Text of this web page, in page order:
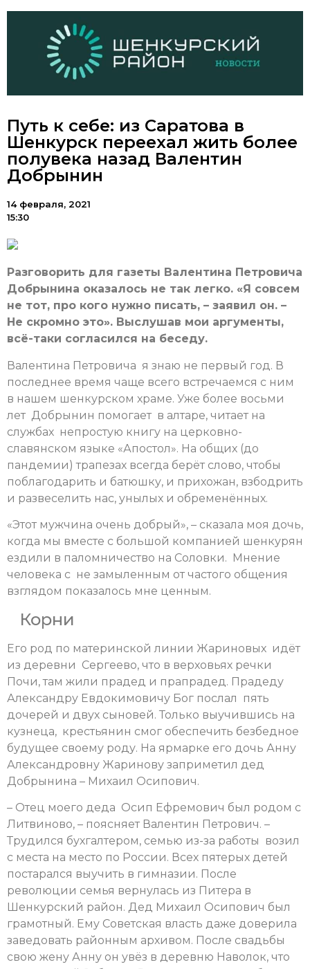
Путь к себе: из Саратова в
Шенкурск переехал жить более
полувека назад Валентин
Добрынин
14 февраля, 2021
15:30
Разговорить для газеты Валентина Петровича
Добрынина оказалось не так легко. «Я совсем
не тот, про кого нужно писать, – заявил он. –
Не скромно это». Выслушав мои аргументы,
всё-таки согласился на беседу.
Валентина Петровича я знаю не первый год. В
последнее время чаще всего встречаемся с ним
в нашем шенкурском храме. Уже более восьми
лет Добрынин помогает в алтаре, читает на
службах непростую книгу на церковно-
славянском языке «Апостол». На общих (до
пандемии) трапезах всегда берёт слово, чтобы
поблагодарить и батюшку, и прихожан, взбодрить
и развеселить нас, унылых и обременённых.
«Этот мужчина очень добрый», – сказала моя дочь,
когда мы вместе с большой компанией шенкурян
ездили в паломничество на Соловки. Мнение
человека с не замыленным от частого общения
взглядом показалось мне ценным.
Корни
Его род по материнской линии Жариновых идёт
из деревни Сергеево, что в верховьях речки
Почи, там жили прадед и прапрадед. Прадеду
Александру Евдокимовичу Бог послал пять
дочерей и двух сыновей. Только выучившись на
кузнеца, крестьянин смог обеспечить безбедное
будущее своему роду. На ярмарке его дочь Анну
Александровну Жаринову заприметил дед
Добрынина – Михаил Осипович.
– Отец моего деда Осип Ефремович был родом с
Литвиново, – поясняет Валентин Петрович. –
Трудился бухгалтером, семью из-за работы возил
с места на место по России. Всех пятерых детей
постарался выучить в гимназии. После
революции семья вернулась из Питера в
Шенкурский район. Дед Михаил Осипович был
грамотный. Ему Советская власть даже доверила
заведовать районным архивом. После свадьбы
свою жену Анну он увёз в деревню Наволок, что